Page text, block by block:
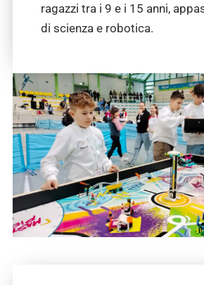
ragazzi tra i 9 e i 15 anni,
di scienza e robotica.